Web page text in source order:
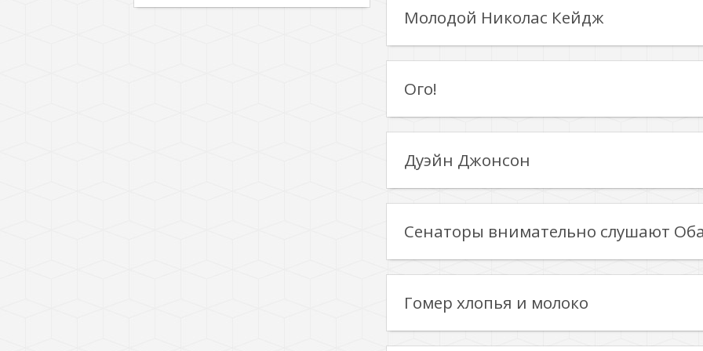
Молодой Николас Кейдж
Ого!
Дуэйн Джонсон
Сенаторы внимательно слушают
Гомер хлопья и молоко